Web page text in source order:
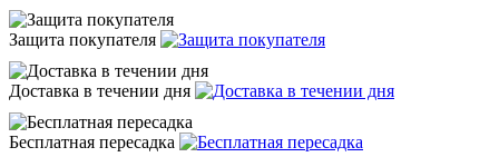
Защита покупателя
Доставка в течении дня
Бесплатная пересадка